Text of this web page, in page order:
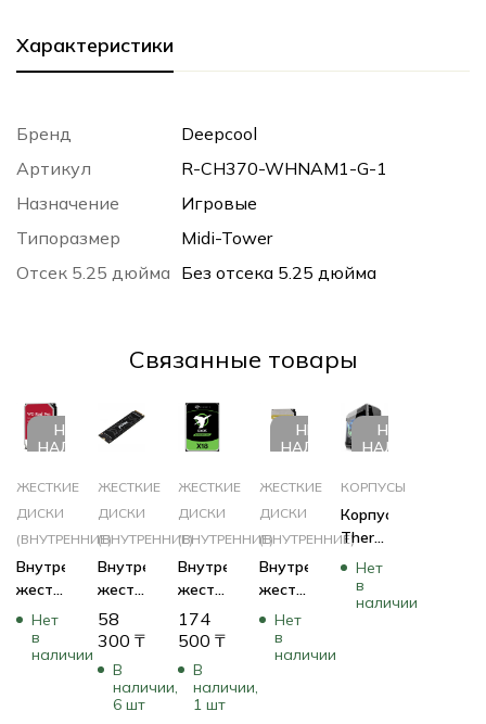
Характеристики
Бренд
Deepcool
Артикул
R-CH370-WHNAM1-G-1
Назначение
Игровые
Типоразмер
Midi-Tower
Отсек 5.25 дюйма Без отсека 5.25 дюйма
Cвязанные товары
НЕТ В
НАЛИЧИИ
ЖЕСТКИЕ
ДИСКИ
(ВНУТРЕННИЕ)
Внутренний
жесткий
диск
Western
Digital
Нет
в
наличии
ЖЕСТКИЕ
ДИСКИ
(ВНУТРЕННИЕ)
Внутренний
жесткий
диск
Kingston
Renegade
SFYRSK/1000G
58
300 ₸
В
наличии,
6 шт
ЖЕСТКИЕ
ДИСКИ
(ВНУТРЕННИЕ)
Внутренний
жесткий
диск
Seagate
X18
ST12000NM000J
174
500₸
В
наличии,
1 шт
НЕТ В
НАЛИЧИИ
ЖЕСТКИЕ
ДИСКИ
(ВНУТРЕННИЕ)
Внутренний
жесткий
диск
Western
Digital
Нет
в
наличии
НЕТ В
НАЛИЧИИ
КОРПУСЫ
Корпус
Thermaltake
View
71 TG
CA-
Нет
в
наличии